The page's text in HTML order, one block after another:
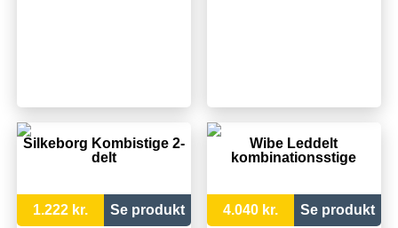
Silkeborg Kombistige 2-
delt
1.222 kr. Se produkt
Wibe Leddelt
kombinationsstige
4.040 kr. Se produkt